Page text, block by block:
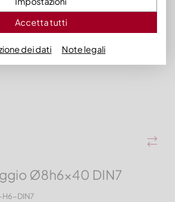
Ø8h6x40 DIN7
DIN7
Accetta tutti
dei dati Note legali